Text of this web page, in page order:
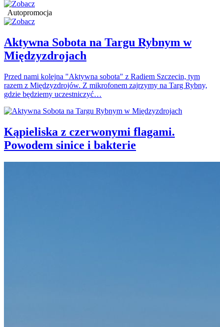
Autopromocja
Aktywna Sobota na Targu Rybnym w
Międzyzdrojach
Przed nami kolejna "Aktywna sobota" z Radiem Szczecin, tym
razem z Międzyzdrojów. Z mikrofonem zajrzymy na Targ Rybny,
gdzie będziemy uczestniczyć…
Kąpieliska z czerwonymi flagami.
Powodem sinice i bakterie